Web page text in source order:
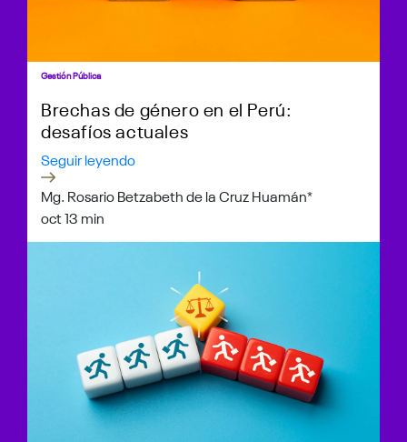
Gestión Pública
Brechas de género en el Perú:
desafíos actuales
Seguir leyendo
Mg. Rosario Betzabeth de la Cruz Huamán*
oct 13 min